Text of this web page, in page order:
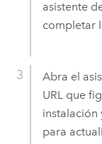
asistente
completar
Abra el
URL que
instalación
para